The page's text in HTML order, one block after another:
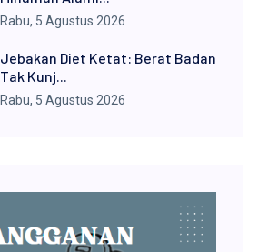
Rabu, 5 Agustus 2026
Jebakan Diet Ketat: Berat Badan
Tak Kunj...
Rabu, 5 Agustus 2026